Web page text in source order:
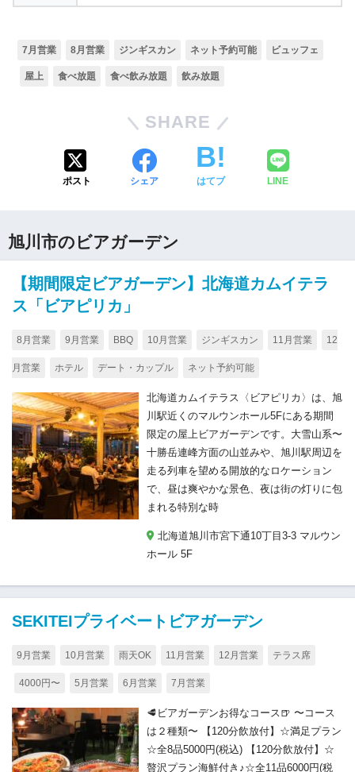
7月営業 8月営業 ジンギスカン ネット予約可能 ビュッフェ
屋上 食べ放題 食べ飲み放題 飲み放題
SHARE
ポスト シェア はてブ LINE
旭川市のビアガーデン
【期間限定ビアガーデン】北海道カムイテラ
ス「ビアピリカ」
8月営業 9月営業 BBQ 10月営業 ジンギスカン 11月営業 12
月営業 ホテル デート・カップル ネット予約可能
北海道カムイテラス〈ビアピリカ〉は、旭
川駅近くのマルウンホール5Fにある期間
限定の屋上ビアガーデンです。大雪山系〜
十勝岳連峰方面の山並みや、旭川駅周辺を
走る列車を望める開放的なロケーション
で、昼は爽やかな景色、夜は街の灯りに包
まれる特別な時
北海道旭川市宮下通10丁目3-3 マルウン
ホール 5F
SEKITEIプライベートビアガーデン
9月営業 10月営業 雨天OK 11月営業 12月営業 テラス席
4000円〜 5月営業 6月営業 7月営業
🥩ビアガーデンお得なコース🍺 〜コース
は２種類〜 【120分飲放付】☆満足プラン
☆全8品5000円(税込) 【120分飲放付】☆
贅沢プラン海鮮付き♪☆全11品6000円(税